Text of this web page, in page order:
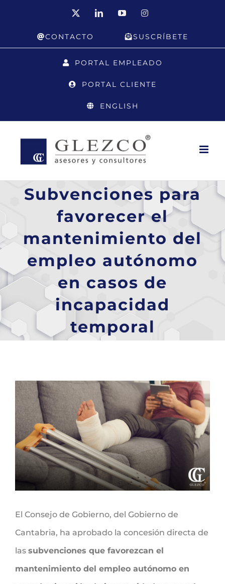
LinkedInYouTubeInstagram
CONTACTO SUSCRÍBETE
PORTAL EMPLEADO
PORTAL CLIENTE
ENGLISH
Subvenciones para
favorecer el
mantenimiento del
empleo autónomo
en casos de
incapacidad
temporal
Ver
imagen
más
grande
El Consejo de Gobierno, del Gobierno de
Cantabria, ha aprobado la concesión directa de
las subvenciones que favorezcan el
mantenimiento del empleo autónomo en